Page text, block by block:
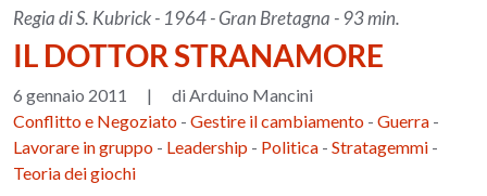
Regia di S. Kubrick - 1964 - Gran Bretagna - 93 min.
IL DOTTOR STRANAMORE
6 gennaio 2011 |
di Arduino Mancini
Conflitto e Negoziato -Gestire il cambiamento -Guerra -
Lavorare in gruppo - Leadership - Politica -Stratagemmi -
Teoria dei giochi